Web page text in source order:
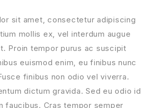
sit amet, consectetur adipiscing
mollis ex, vel interdum augue
Proin tempor purus ac suscipit
euismod enim, eu finibus nunc
finibus non odio vel viverra.
dictum gravida. Sed eu odio id
faucibus. Cras tempor semper